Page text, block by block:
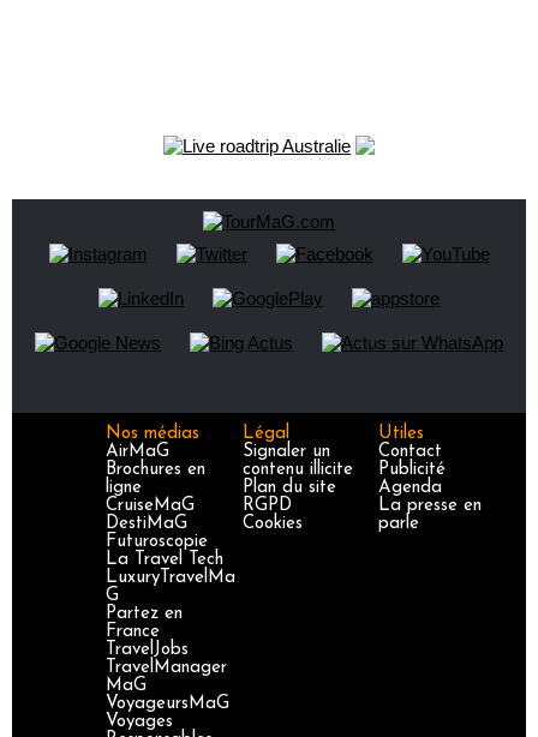
Nos médias
AirMaG
Brochures en
ligne
CruiseMaG
DestiMaG
Futuroscopie
La Travel Tech
LuxuryTravelMa
G
Partez en
France
TravelJobs
TravelManager
MaG
VoyageursMaG
Voyages
Légal
Signaler un
contenu illicite
Plan du site
RGPD
Cookies
Utiles
Contact
Publicité
Agenda
La presse en
parle